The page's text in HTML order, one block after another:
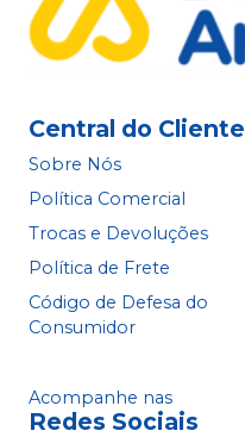
Central do Cliente
Sobre Nós
Política Comercial
Trocas e Devoluções
Política de Frete
Código de Defesa do
Consumidor
Acompanhe nas
Redes Sociais